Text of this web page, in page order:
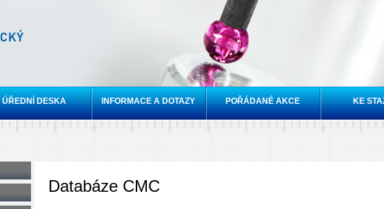
ÚŘEDNÍ DESKA INFORMACE A DOTAZY POŘÁDANÉ AKCE KE
Databáze CMC